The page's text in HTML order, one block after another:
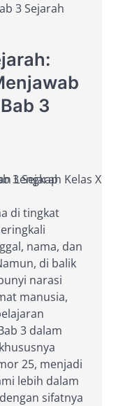
3 Sejarah
3
di tingkat
nama, dan
di balik
narasi
manusia,
3 dalam
25, menjadi
lebih dalam
sifatnya